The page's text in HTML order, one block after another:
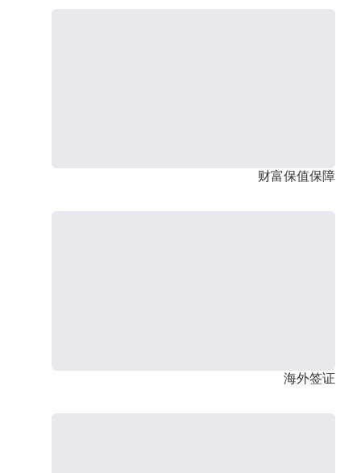
财富保值保障
海外签证